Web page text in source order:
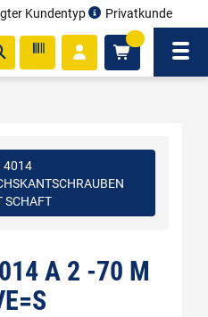
Kundentyp Privatkunde
4014
SCHAFT
A 2 -70 M